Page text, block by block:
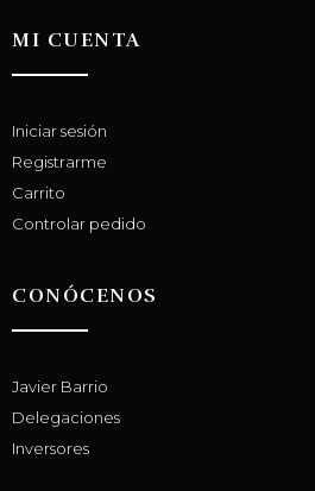
MI CUENTA
Iniciar sesión
Registrarme
Carrito
Controlar pedido
CONÓCENOS
Javier Barrio
Delegaciones
Inversores